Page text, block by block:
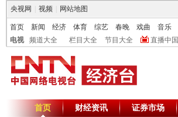
央视网 视频 网站地图
首页 新闻 经济 体育 综艺 春晚 戏曲 音乐
电视
频道大全 栏目大全 节目大全 直播中国
首页 财经资讯 证券市场